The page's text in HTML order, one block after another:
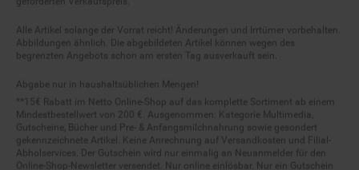
Abbildungen ähnlich. Die abgebildeten Artikel können wegen des
begrenzten Angebots schon am ersten Tag ausverkauft sein.
Mindestbestellwert von 200 €. Ausgenommen: Kategorie Multimedia,
Gutscheine, Bücher und Pre- & Anfangsmilchnahrung sowie gesondert
gekennzeichnete Artikel. Keine Anrechnung auf Versandkosten und Filial-
Abholservices. Der Gutschein wird nur einmalig an Neuanmelder für den
Online-Shop-Newsletter versendet. Nur online einlösbar. Nur ein Gutschein